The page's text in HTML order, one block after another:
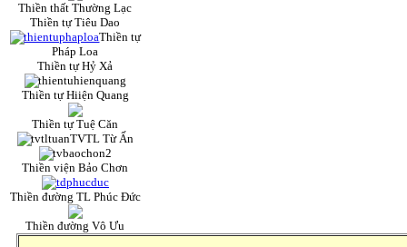
Thiền thất Thường Lạc
Thiền tự Tiêu Dao
Thiền tự
Pháp Loa
Thiền tự Hỷ Xả
Thiền tự Hiiện Quang
Thiền tự Tuệ Căn
TVTL Từ Ấn
Thiền viện Bảo Chơn
Thiền đường TL Phúc Đức
Thiền đường Vô Ưu